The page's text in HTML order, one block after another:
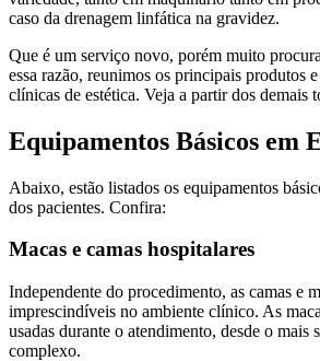
caso da drenagem linfática na gravidez.
Que é um serviço novo, porém muito
essa razão, reunimos os principais produtos
clínicas de estética. Veja a partir dos demais
Equipamentos Básicos em
Abaixo, estão listados os equipamentos
dos pacientes. Confira:
Macas e camas hospitalares
Independente do procedimento, as camas e
imprescindíveis no ambiente clínico. As
usadas durante o atendimento, desde o mais
complexo.